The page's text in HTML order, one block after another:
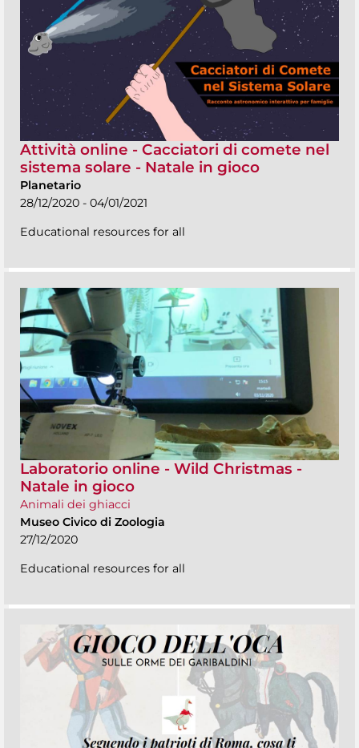
Attività online - Cacciatori di comete nel
sistema solare - Natale in gioco
Planetario
28/12/2020 - 04/01/2021
Educational resources for all
Laboratorio online - Wild Christmas -
Natale in gioco
Animali dei ghiacci
Museo Civico di Zoologia
27/12/2020
Educational resources for all